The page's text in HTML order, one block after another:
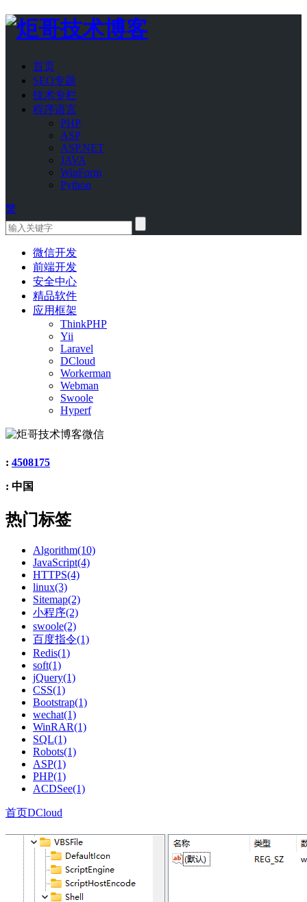
首页
SEO专题
技术专栏
程序语言
PHP
ASP
ASP.NET
JAVA
WinForm
Python
繁
微信开发
前端开发
安全中心
精品软件
应用框架
ThinkPHP
Yii
Laravel
DCloud
Workerman
Webman
Swoole
Hyperf
: 4508175
: 中国
热门标签
Algorithm(10)
JavaScript(4)
HTTPS(4)
linux(3)
Sitemap(2)
小程序(2)
swoole(2)
百度指令(1)
Redis(1)
soft(1)
jQuery(1)
CSS(1)
Bootstrap(1)
wechat(1)
WinRAR(1)
SQL(1)
Robots(1)
ASP(1)
PHP(1)
ACDSee(1)
首页DCloud